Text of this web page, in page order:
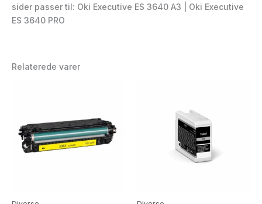
sider passer til: Oki Executive ES 3640 A3 | Oki Executive
ES 3640 PRO
Relaterede varer